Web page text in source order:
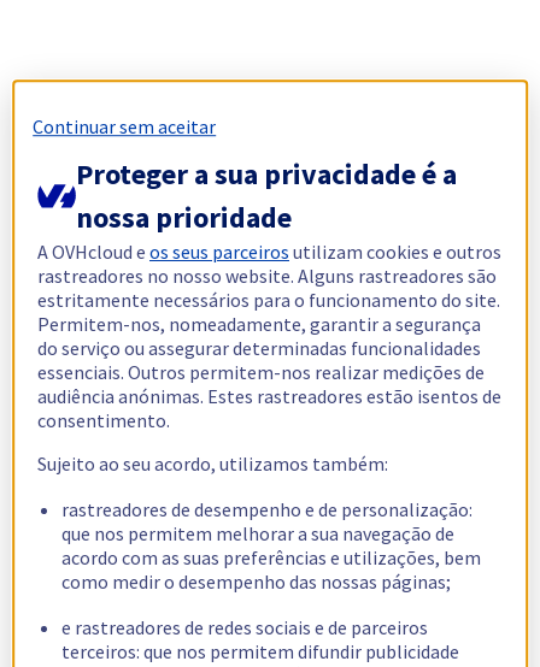
Continuar sem aceitar
Proteger a sua privacidade é a
nossa prioridade
A OVHcloud eos seus parceiros utilizam cookies e outros
rastreadores no nosso website. Alguns rastreadores são
estritamente necessários para o funcionamento do site.
Permitem-nos, nomeadamente, garantir a segurança
do serviço ou assegurar determinadas funcionalidades
essenciais. Outros permitem-nos realizar medições de
audiência anónimas. Estes rastreadores estão isentos de
consentimento.
Sujeito ao seu acordo, utilizamos também:
rastreadores de desempenho e de personalização:
que nos permitem melhorar a sua navegação de
acordo com as suas preferências e utilizações, bem
como medir o desempenho das nossas páginas;
e rastreadores de redes sociais e de parceiros
terceiros: que nos permitem difundir publicidade